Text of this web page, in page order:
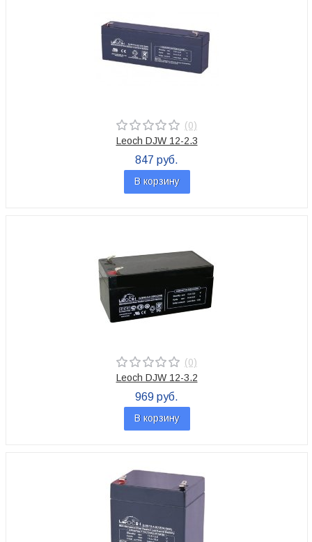
(0)
Leoch DJW 12-2.3
847 руб.
В корзину
(0)
Leoch DJW 12-3.2
969 руб.
В корзину